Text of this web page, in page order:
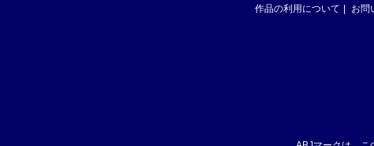
作品の利用について
お問